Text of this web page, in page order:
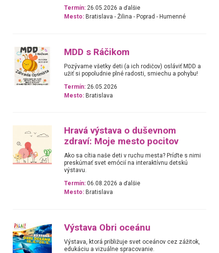
Termín: 26.05.2026 a ďalšie
Mesto: Bratislava - Žilina - Poprad - Humenné
MDD s Ráčikom
Pozývame všetky deti (a ich rodičov) osláviť MDD a
užiť si popoludnie plné radosti, smiechu a pohybu!
Termín: 26.05.2026
Mesto: Bratislava
Hravá výstava o duševnom
zdraví: Moje mesto pocitov
Ako sa cítia naše deti v ruchu mesta? Príďte s nimi
preskúmať svet emócií na interaktívnu detskú
výstavu.
Termín: 06.08.2026 a ďalšie
Mesto: Bratislava
Výstava Obri oceánu
Výstava, ktorá približuje svet oceánov cez zážitok,
edukáciu a vizuálne spracovanie.